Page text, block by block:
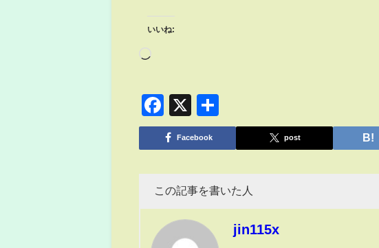
いいね:
Facebook
X
有
Facebook post
この記事を書いた人
jin115x